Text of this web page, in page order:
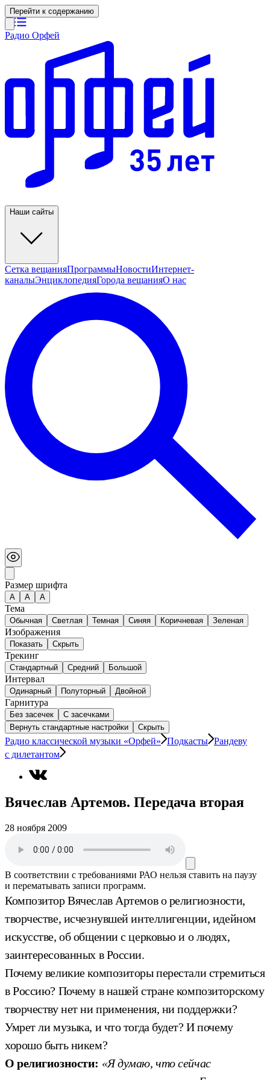
Перейти к содержанию
Радио Орфей
Наши сайты
Сетка вещанияПрограммыНовостиИнтернет-
каналыЭнциклопедияГорода вещанияО нас
Размер шрифта
А A A
Тема
Обычная Светлая Темная Синяя Коричневая Зеленая
Изображения
Показать Скрыть
Трекинг
Стандартный Средний Большой
Интервал
Одинарный Полуторный Двойной
Гарнитура
Без засечек
С засечками
Вернуть стандартные настройки
Скрыть
Радио классической музыки «Орфей» Подкасты Рандеву
с дилетантом
Вячеслав Артемов. Передача вторая
28 ноября 2009
В соответствии с требованиями РАО нельзя ставить на паузу
и перематывать записи программ.
Композитор Вячеслав Артемов о религиозности,
творчестве, исчезнувшей интеллигенции, идейном
искусстве, об общении с церковью и о людях,
заинтересованных в России.
Почему великие композиторы перестали стремиться
в Россию? Почему в нашей стране композиторскому
творчеству нет ни применения, ни поддержки?
Умрет ли музыка, и что тогда будет? И почему
хорошо быть никем?
О религиозности: «Я думаю, что сейчас